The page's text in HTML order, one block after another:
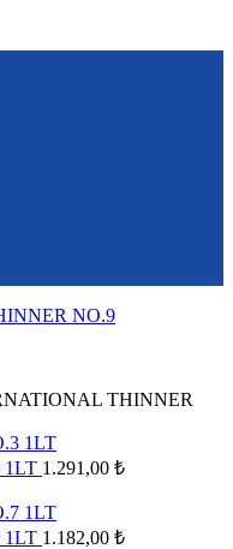
THINNER
1LT 1.291,00 ₺
1LT 1.182,00 ₺